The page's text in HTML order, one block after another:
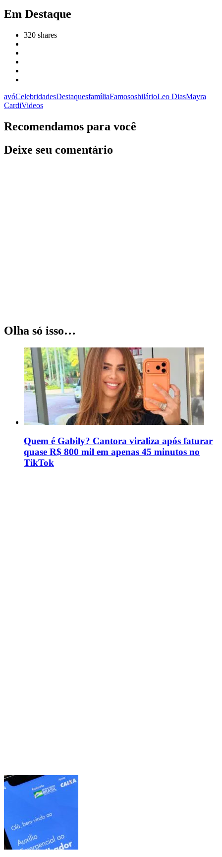
Em Destaque
320 shares
avóCelebridadesDestaquesfamíliaFamososhilárioLeo DiasMayra
CardiVideos
Recomendamos para você
Deixe seu comentário
Olha só isso…
Quem é Gabily? Cantora viraliza após faturar
quase R$ 800 mil em apenas 45 minutos no
TikTok